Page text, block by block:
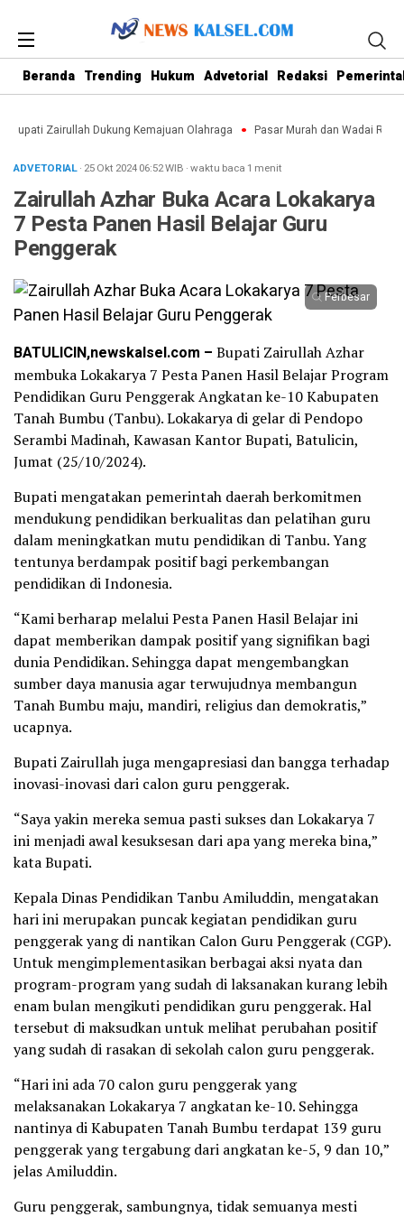
Beranda Trending Hukum Advetorial Redaksi
Zairullah Dukung Kemajuan Olahraga Pasar Murah dan Wadai
ADVETORIAL· 25 Okt 202406:52WIB ·waktu baca 1 menit
Zairullah Azhar Buka Acara Lokakarya
7 Pesta Panen Hasil Belajar Guru
Penggerak
Perbesar
BATULICIN,newskalsel.com – Bupati Zairullah Azhar
membuka Lokakarya 7 Pesta Panen Hasil Belajar Program
Pendidikan Guru Penggerak Angkatan ke-10 Kabupaten
Tanah Bumbu (Tanbu). Lokakarya di gelar di Pendopo
Serambi Madinah, Kawasan Kantor Bupati, Batulicin,
Jumat (25/10/2024).
Bupati mengatakan pemerintah daerah berkomitmen
mendukung pendidikan berkualitas dan pelatihan guru
dalam meningkatkan mutu pendidikan di Tanbu. Yang
tentunya berdampak positif bagi perkembangan
pendidikan di Indonesia.
“Kami berharap melalui Pesta Panen Hasil Belajar ini
dapat memberikan dampak positif yang signifikan bagi
dunia Pendidikan. Sehingga dapat mengembangkan
sumber daya manusia agar terwujudnya membangun
Tanah Bumbu maju, mandiri, religius dan demokratis,”
ucapnya.
Bupati Zairullah juga mengapresiasi dan bangga terhadap
inovasi-inovasi dari calon guru penggerak.
“Saya yakin mereka semua pasti sukses dan Lokakarya 7
ini menjadi awal kesuksesan dari apa yang mereka bina,”
kata Bupati.
Kepala Dinas Pendidikan Tanbu Amiluddin, mengatakan
hari ini merupakan puncak kegiatan pendidikan guru
penggerak yang di nantikan Calon Guru Penggerak (CGP).
Untuk mengimplementasikan berbagai aksi nyata dan
program-program yang sudah di laksanakan kurang lebih
enam bulan mengikuti pendidikan guru penggerak. Hal
tersebut di maksudkan untuk melihat perubahan positif
yang sudah di rasakan di sekolah calon guru penggerak.
“Hari ini ada 70 calon guru penggerak yang
melaksanakan Lokakarya 7 angkatan ke-10. Sehingga
nantinya di Kabupaten Tanah Bumbu terdapat 139 guru
penggerak yang tergabung dari angkatan ke-5, 9 dan 10,”
jelas Amiluddin.
Guru penggerak, sambungnya, tidak semuanya mesti